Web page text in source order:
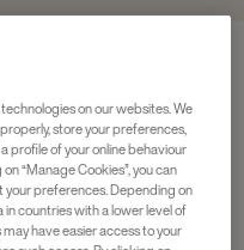
on our websites. We
store your preferences,
profile of your online behaviour
“Manage Cookies”, you can
your preferences. Depending on
countries with a lower level of
have easier access to your